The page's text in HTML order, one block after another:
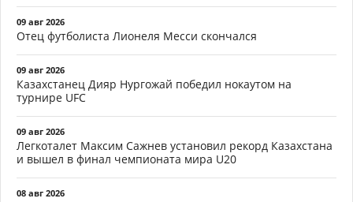
09 авг 2026
Отец футболиста Лионеля Месси скончался
09 авг 2026
Казахстанец Дияр Нургожай победил нокаутом на
турнире UFC
09 авг 2026
Легкоталет Максим Сажнев установил рекорд Казахстана
и вышел в финал чемпионата мира U20
08 авг 2026